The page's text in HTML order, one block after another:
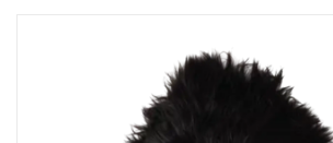
GIFTS & DECORATIVE 禮品